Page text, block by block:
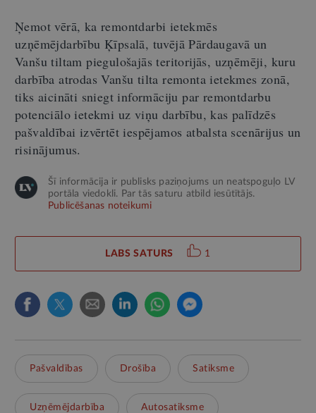
Ņemot vērā, ka remontdarbi ietekmēs
uzņēmējdarbību Ķīpsalā, tuvējā Pārdaugavā un
Vanšu tiltam piegulošajās teritorijās, uzņēmēji, kuru
darbība atrodas Vanšu tilta remonta ietekmes zonā,
tiks aicināti sniegt informāciju par remontdarbu
potenciālo ietekmi uz viņu darbību, kas palīdzēs
pašvaldībai izvērtēt iespējamos atbalsta scenārijus un
risinājumus.
Šī informācija ir publisks paziņojums un neatspoguļo LV
portāla viedokli. Par tās saturu atbild iesūtītājs.
Publicēšanas noteikumi
LABS SATURS 1
Pašvaldības Drošība Satiksme
Uzņēmējdarbība Autosatiksme